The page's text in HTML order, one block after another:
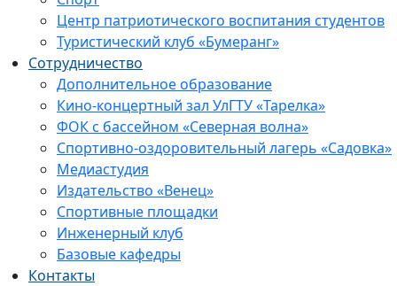
Центр патриотического воспитания студентов
Туристический клуб «Бумеранг»
Сотрудничество
Дополнительное образование
Кино-концертный зал УлГТУ «Тарелка»
ФОК с бассейном «Северная волна»
Спортивно-оздоровительный лагерь «Садовка»
Медиастудия
Издательство «Венец»
Спортивные площадки
Инженерный клуб
Базовые кафедры
Контакты